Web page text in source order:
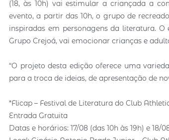
(18, às 10h) vai estimular a criançada a
evento, a partir das 10h, o grupo de
inspiradas em personagens da literatura. O
Grupo Crejoá, vai emocionar crianças e
“O projeto desta edição oferece uma
para a troca de ideias, de apresentação de
*Flicap – Festival de Literatura do Club
Entrada Gratuita
Datas e horários: 17/08 (das 10h às 19h) e 18/